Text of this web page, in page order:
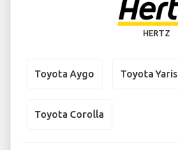
HERTZ
Toyota Aygo Toyota Yaris
Toyota Corolla